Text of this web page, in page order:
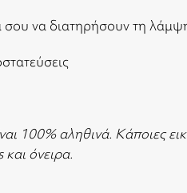
σου να διατηρήσουν τη
100% αληθινά. Κάποιες
όνειρα.